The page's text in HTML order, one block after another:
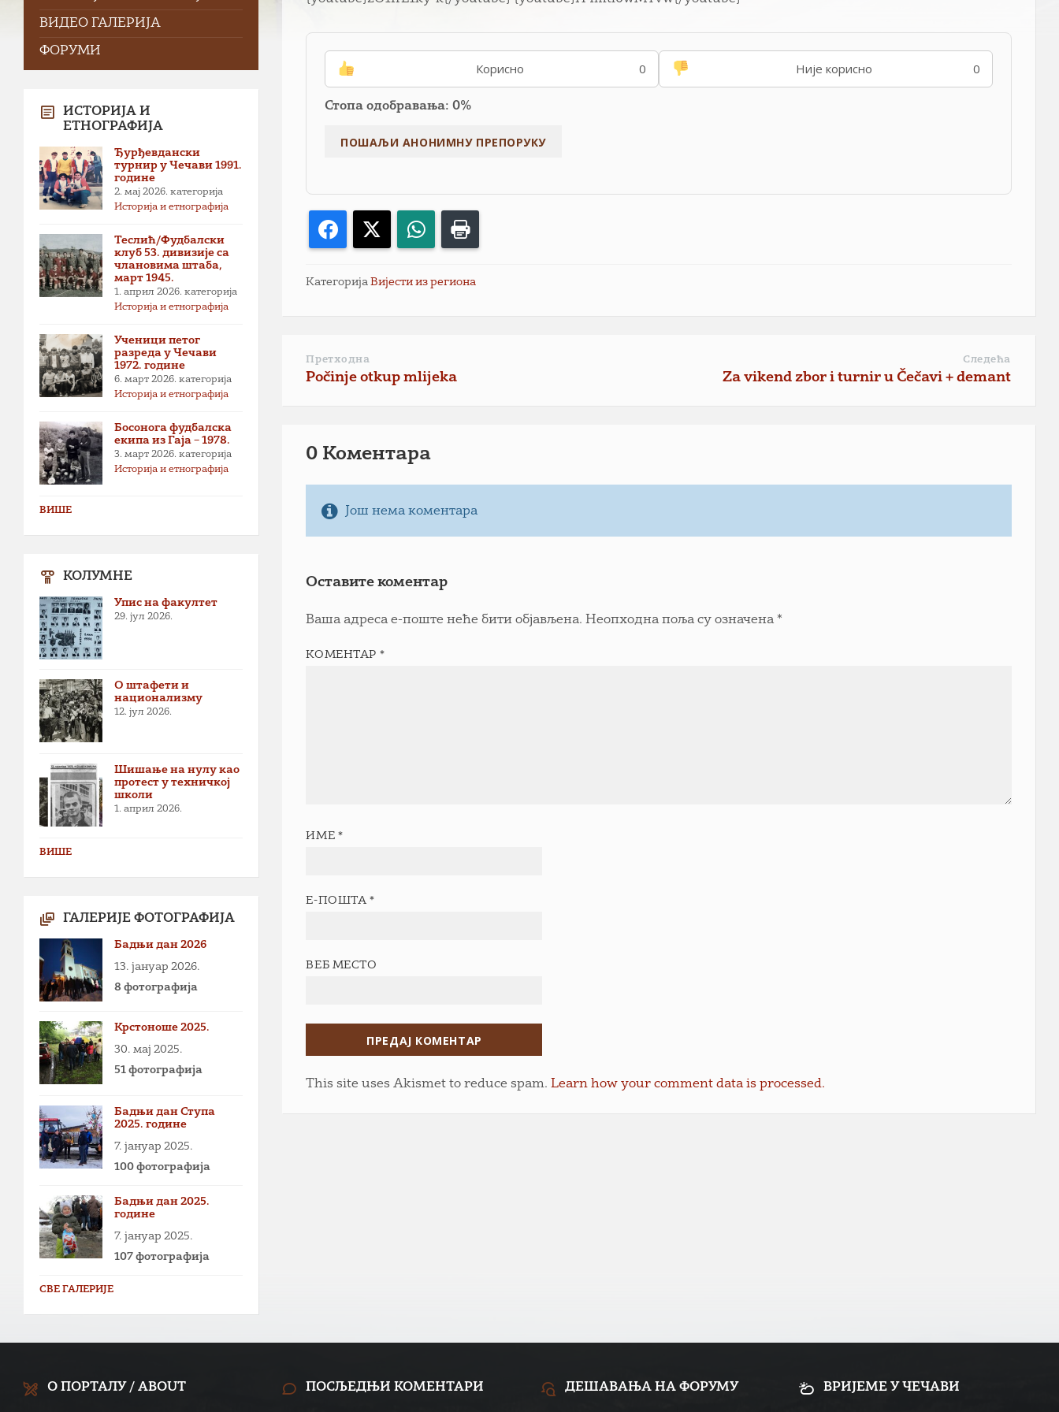
Корисно 0 Није корисно 0
Стопа одобравања: 0%
Facebook WhatsApp
КатегоријаВијести из региона
Претходна
Počinje otkup mlijeka
Следећа
Za vikend zbor i turnir u Čečavi + demant
0 Коментарa
Још нема коментара
Оставите коментар
Ваша адреса е-поште неће бити објављена. Неопходна поља су означена*
КОМЕНТАР *
ИМЕ *
Е-ПОШТА *
ВЕБ МЕСТО
This site uses Akismet to reduce spam.Learn how your comment data is processed.
ВИДЕО ГАЛЕРИЈА
ФОРУМИ
ИСТОРИЈА И
ЕТНОГРАФИЈА
Ђурђевдански
турнир у Чечави 1991.
године
2. мај 2026. категорија
Историја и етнографија
Теслић/Фудбалски
клуб 53. дивизије са
члановима штаба,
март 1945.
1. април 2026. категорија
Историја и етнографија
Ученици петог
разреда у Чечави
1972. године
6. март 2026. категорија
Историја и етнографија
Босонога фудбалска
екипа из Гаја – 1978.
3. март 2026. категорија
Историја и етнографија
ВИШЕ
КОЛУМНЕ
Упис на факултет
29. јул 2026.
О штафети и
национализму
12. јул 2026.
Шишање на нулу као
протест у техничкој
школи
1. април 2026.
ВИШЕ
ГАЛЕРИЈЕ ФОТОГРАФИЈА
Бадњи дан 2026
13. јануар 2026.
8 фотографија
Крстоноше 2025.
30. мај 2025.
51 фотографија
Бадњи дан Ступа
2025. године
7. јануар 2025.
100 фотографија
Бадњи дан 2025.
године
7. јануар 2025.
107 фотографија
СВЕ ГАЛЕРИЈЕ
О ПОРТАЛУ / ABOUT ПОСЉЕДЊИ КОМЕНТАРИ ДЕШАВАЊА НА ФОРУМУ ВРИЈЕМЕ У ЧЕЧАВИ